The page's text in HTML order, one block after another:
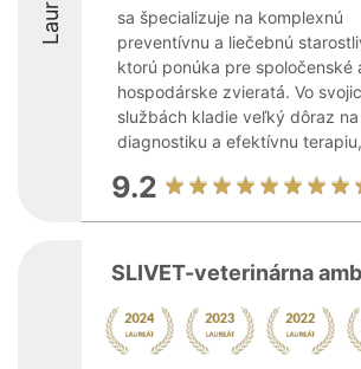
sa špecializuje na komplexnú
preventívnu a liečebnú
ktorú ponúka pre spoločenské
hospodárske zvieratá. Vo
službách kladie veľký dôraz
diagnostiku a efektívnu
9.2
SLIVET-veterinárna